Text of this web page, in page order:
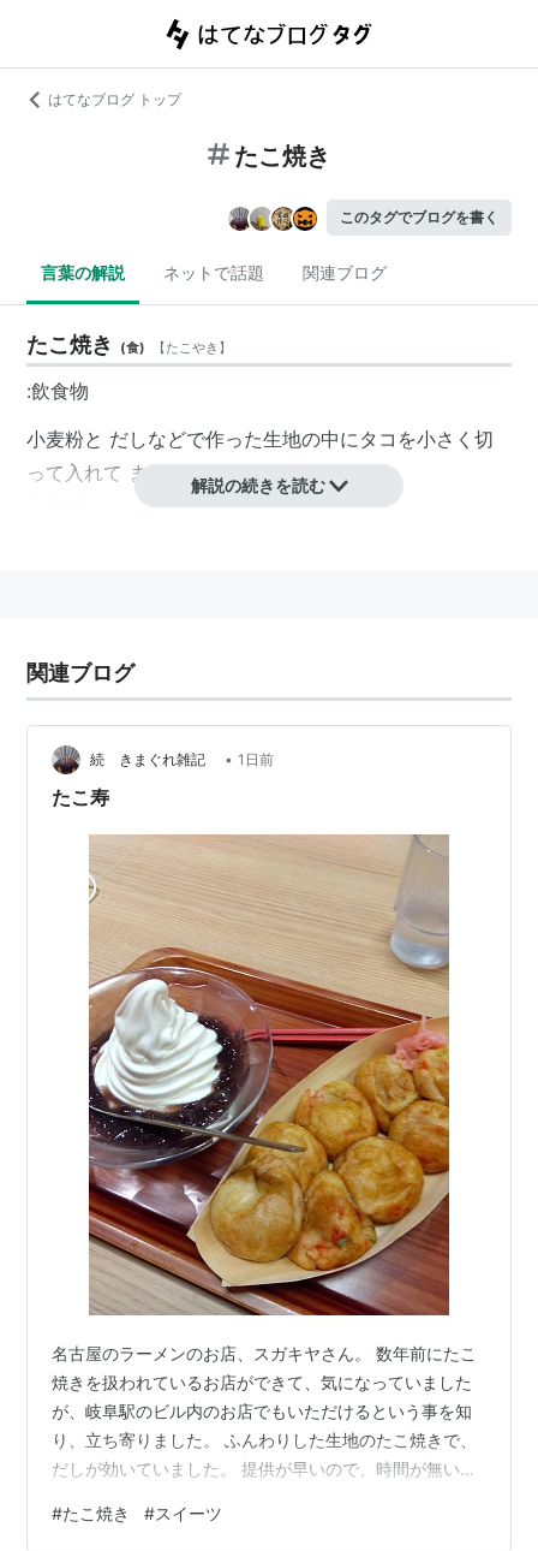
はてなブログ トップ
たこ焼き
このタグでブログを書く
言葉の解説 ネットで話題 関連ブログ
たこ焼き (食) 【たこやき 】
:飲食物
小麦粉と だしなどで作った生地の中にタコを小さく切
って入れて まぁるく焼いた食いモン。
http://village.infoweb.ne.jp/~tako/
解説の続きを読む
関連ブログ
続 きまぐれ雑記 • 1日前
たこ寿
名古屋のラーメンのお店、スガキヤさん。 数年前にたこ
焼きを扱われているお店ができて、気になっていました
が、岐阜駅のビル内のお店でもいただけるという事を知
り、立ち寄りました。 ふんわりした生地のたこ焼きで、
だしが効いていました。 提供が早いので、時間が無い時
いただきました。 ごちそうさまでした。
#たこ焼き #スイーツ